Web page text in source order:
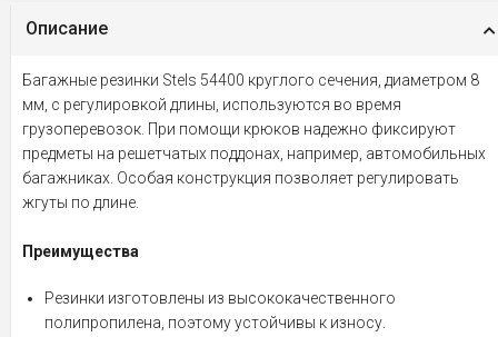
Описание
Багажные резинки Stels 54400 круглого сечения, диаметром 8
мм, с регулировкой длины, используются во время
грузоперевозок. При помощи крюков надежно фиксируют
предметы на решетчатых поддонах, например, автомобильных
багажниках. Особая конструкция позволяет регулировать
жгуты по длине.
Преимущества
Резинки изготовлены из высококачественного
полипропилена, поэтому устойчивы к износу.